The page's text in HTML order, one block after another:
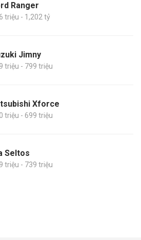
Ranger
triệu - 1,202 tỷ
Jimny
triệu - 799 triệu
Xforce
triệu - 699 triệu
Seltos
triệu - 739 triệu